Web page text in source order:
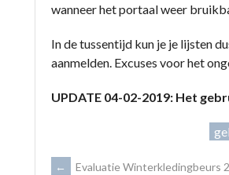
wanneer het portaal weer
In de tussentijd kun je je lijsten
aanmelden. Excuses voor het
UPDATE 04-02-2019: Het
← Evaluatie Winterkledingbeurs